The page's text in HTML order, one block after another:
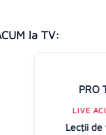
la TV:
PRO
LIVE
Lecţii de